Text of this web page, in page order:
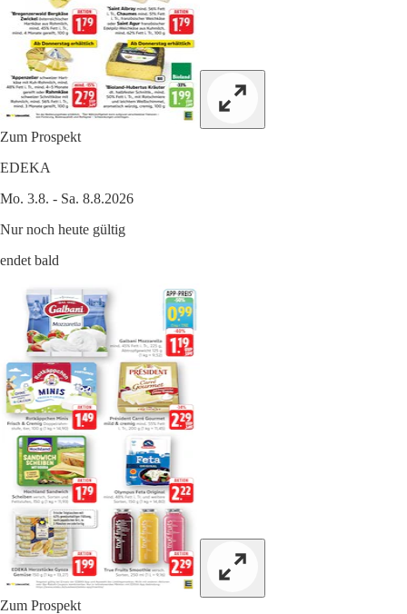
Zum Prospekt
EDEKA
Mo. 3.8. - Sa. 8.8.2026
Nur noch heute gültig
endet bald
Zum Prospekt